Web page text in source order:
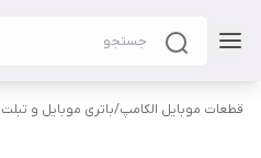
قطعات موبایل الکامپ/باتری موبایل و تبلت